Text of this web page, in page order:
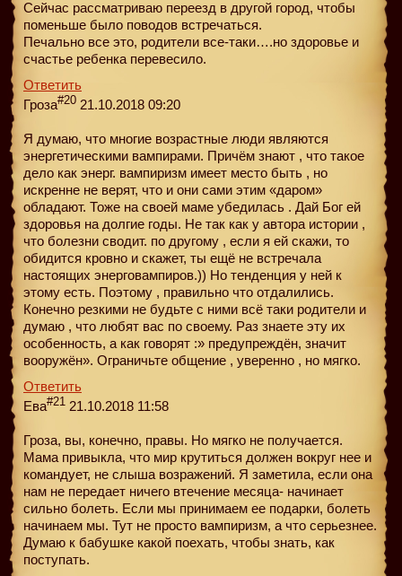
Сейчас рассматриваю переезд в другой город, чтобы
поменьше было поводов встречаться.
Печально все это, родители все-таки….но здоровье и
счастье ребенка перевесило.
Ответить
Гроза#20 21.10.2018 09:20
Я думаю, что многие возрастные люди являются
энергетическими вампирами. Причём знают , что такое
дело как энерг. вампиризм имеет место быть , но
искренне не верят, что и они сами этим «даром»
обладают. Тоже на своей маме убедилась . Дай Бог ей
здоровья на долгие годы. Не так как у автора истории ,
что болезни сводит. по другому , если я ей скажи, то
обидится кровно и скажет, ты ещё не встречала
настоящих энерговампиров.)) Но тенденция у ней к
этому есть. Поэтому , правильно что отдалились.
Конечно резкими не будьте с ними всё таки родители и
думаю , что любят вас по своему. Раз знаете эту их
особенность, а как говорят :» предупреждён, значит
вооружён». Ограничьте общение , уверенно , но мягко.
Ответить
Ева#21 21.10.2018 11:58
Гроза, вы, конечно, правы. Но мягко не получается.
Мама привыкла, что мир крутиться должен вокруг нее и
командует, не слыша возражений. Я заметила, если она
нам не передает ничего втечение месяца- начинает
сильно болеть. Если мы принимаем ее подарки, болеть
начинаем мы. Тут не просто вампиризм, а что серьезнее.
Думаю к бабушке какой поехать, чтобы знать, как
поступать.